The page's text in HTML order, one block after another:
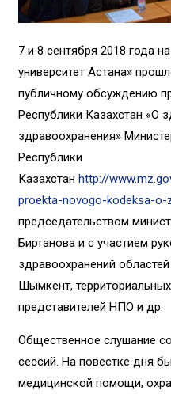
7 и 8 сентября 2018 года
университет Астана»
публичному обсуждению
Республики Казахстан «О
здравоохранения»
Республики
Казахстан http://
proekta-novogo-kodeksa-o-
председательством
Биртанова и с участием
здравоохранений
Шымкент,
представителей НПО и др.
Общественное слушание
сессий. На повестке дня
медицинской помощи,